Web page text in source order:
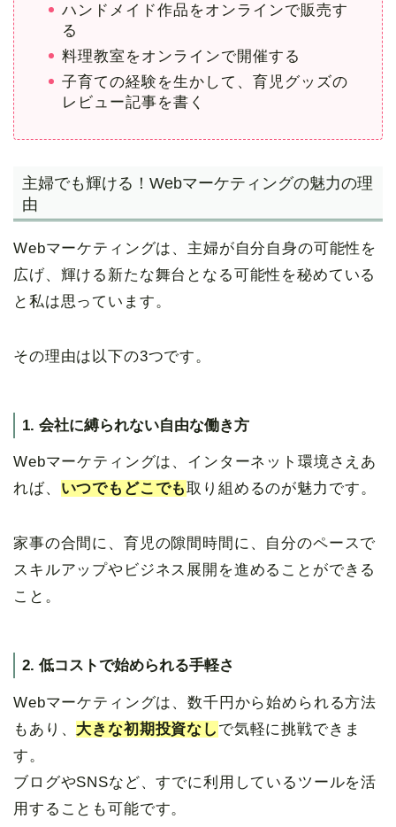
ハンドメイド作品をオンラインで販売す
る
料理教室をオンラインで開催する
子育ての経験を生かして、育児グッズの
レビュー記事を書く
主婦でも輝ける！Webマーケティングの魅力の理
由
Webマーケティングは、主婦が自分自身の可能性を
広げ、輝ける新たな舞台となる可能性を秘めている
と私は思っています。
その理由は以下の3つです。
1. 会社に縛られない自由な働き方
Webマーケティングは、インターネット環境さえあ
れば、 いつでもどこでも取り組めるのが魅力です。
家事の合間に、育児の隙間時間に、自分のペースで
スキルアップやビジネス展開を進めることができる
こと。
2. 低コストで始められる手軽さ
Webマーケティングは、数千円から始められる方法
もあり、 大きな初期投資なし で気軽に挑戦できま
す。
ブログやSNSなど、すでに利用しているツールを活
用することも可能です。